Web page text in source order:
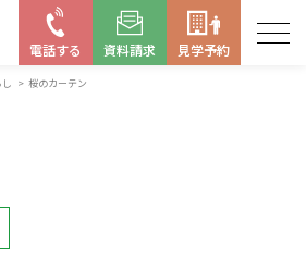
電話する 資料請求 見学予約
桜のカーテン